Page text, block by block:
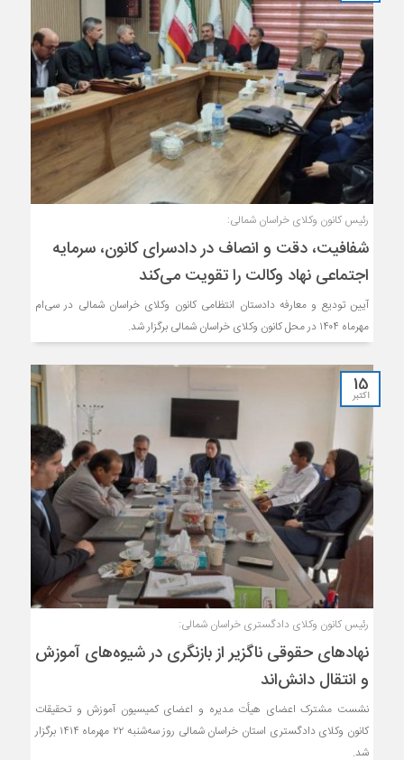
رئیس کانون وکلای خراسان شمالی:
شفافیت، دقت و انصاف در دادسرای کانون، سرمایه
اجتماعی نهاد وکالت را تقویت می‌کند
آیین تودیع و معارفه دادستان انتظامی کانون وکلای خراسان شمالی در سی‌ام
مهرماه ۱۴۰۴ در محل کانون وکلای خراسان شمالی برگزار شد.
15
اکتبر
رئیس کانون وکلای دادگستری خراسان شمالی:
نهادهای حقوقی ناگزیر از بازنگری در شیوه‌های آموزش
و انتقال دانش‌اند
نشست مشترک اعضای هیأت مدیره و اعضای کمیسیون آموزش و تحقیقات
کانون وکلای دادگستری استان خراسان شمالی روز سه‌شنبه ۲۲ مهرماه ۱۴۱۴ برگزار
شد.